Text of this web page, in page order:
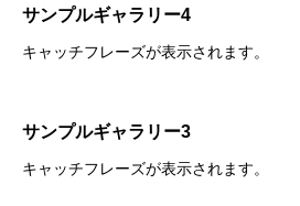
サンプルギャラリー4
キャッチフレーズが表示されます。
サンプルギャラリー3
キャッチフレーズが表示されます。